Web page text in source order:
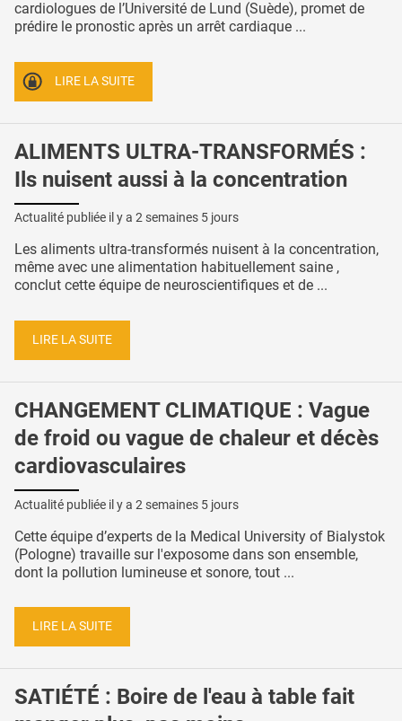
cardiologues de l’Université de Lund (Suède), promet de
prédire le pronostic après un arrêt cardiaque ...
LIRE LA SUITE
ALIMENTS ULTRA-TRANSFORMÉS :
Ils nuisent aussi à la concentration
Actualité publiée il y a 2 semaines 5 jours
Les aliments ultra-transformés nuisent à la concentration,
même avec une alimentation habituellement saine ,
conclut cette équipe de neuroscientifiques et de ...
LIRE LA SUITE
CHANGEMENT CLIMATIQUE : Vague
de froid ou vague de chaleur et décès
cardiovasculaires
Actualité publiée il y a 2 semaines 5 jours
Cette équipe d’experts de la Medical University of Bialystok
(Pologne) travaille sur l'exposome dans son ensemble,
dont la pollution lumineuse et sonore, tout ...
LIRE LA SUITE
SATIÉTÉ : Boire de l'eau à table fait